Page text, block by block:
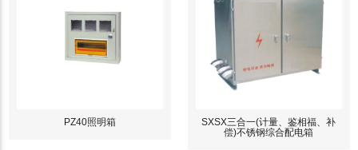
PZ40照明箱
SXSX三合一(计量、鉴相福、补
偿)不锈钢综合配电箱